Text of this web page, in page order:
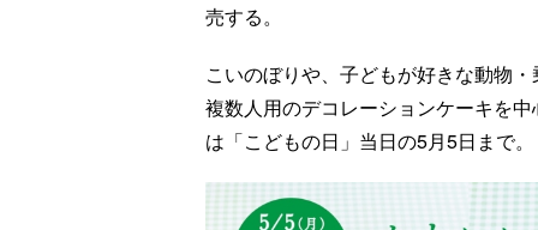
売する。
こいのぼりや、子どもが好きな動物
複数人用のデコレーションケーキを
は「こどもの日」当日の5月5日まで。